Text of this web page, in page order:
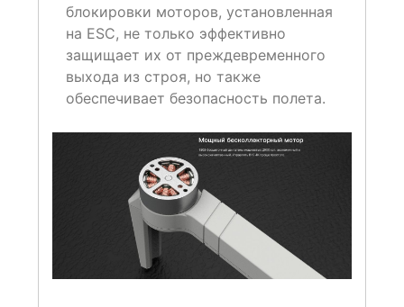
блокировки моторов, установленная
на ESC, не только эффективно
защищает их от преждевременного
выхода из строя, но также
обеспечивает безопасность полета.